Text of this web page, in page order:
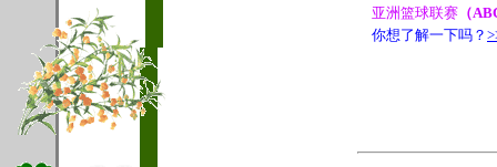
亚洲篮球联赛 （
你想了解一下吗？